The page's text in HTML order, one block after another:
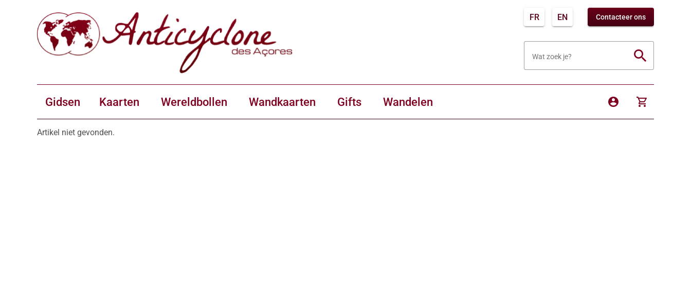
FR EN Contacteer ons
Wat zoek je? search
Gidsen Kaarten Wereldbollen Wandkaarten Gifts Wandelen account_circle shopping_cart
Artikel niet gevonden.